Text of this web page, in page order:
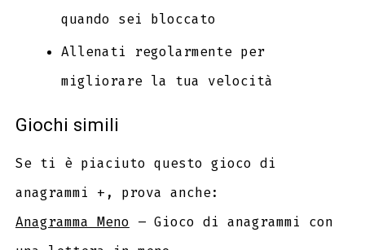
quando sei bloccato
Allenati regolarmente per
migliorare la tua velocità
Giochi simili
Se ti è piaciuto questo gioco di
anagrammi +, prova anche:
Anagramma Meno – Gioco di anagrammi con